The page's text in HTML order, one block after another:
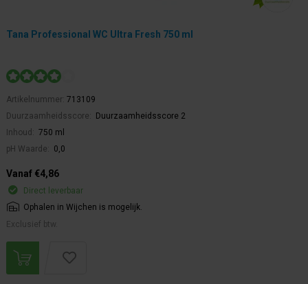
Tana Professional WC Ultra Fresh 750 ml
Artikelnummer: 713109
Duurzaamheidsscore:
Duurzaamheidsscore 2
Inhoud:
750 ml
pH Waarde:
0,0
Vanaf €4,86
Direct leverbaar
Ophalen in Wijchen is mogelijk.
Exclusief btw.